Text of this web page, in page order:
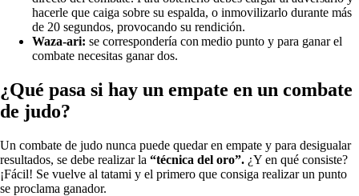
hacerle que caiga sobre su espalda, o inmovilizarlo durante más
de 20 segundos, provocando su rendición.
Waza-ari: se correspondería con medio punto y para ganar el
combate necesitas ganar dos.
¿Qué pasa si hay un empate en un combate
de judo?
Un combate de judo nunca puede quedar en empate y para desigualar
resultados, se debe realizar la “técnica del oro”. ¿Y en qué consiste?
¡Fácil! Se vuelve al tatami y el primero que consiga realizar un punto
se proclama ganador.